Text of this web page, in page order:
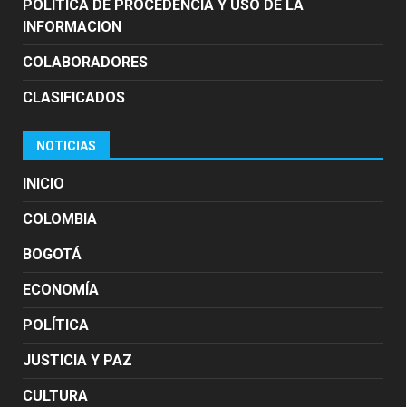
POLÍTICA DE PROCEDENCIA Y USO DE LA
INFORMACION
COLABORADORES
CLASIFICADOS
NOTICIAS
INICIO
COLOMBIA
BOGOTÁ
ECONOMÍA
POLÍTICA
JUSTICIA Y PAZ
CULTURA